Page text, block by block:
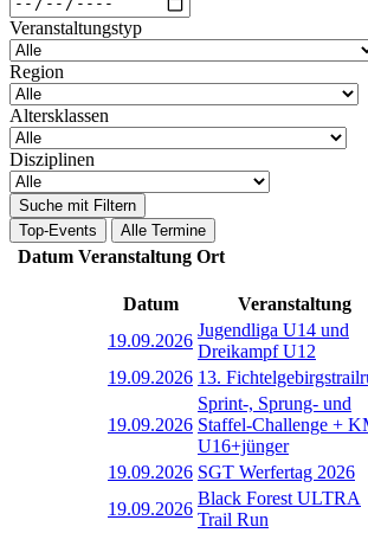
Veranstaltungstyp
Region
Altersklassen
Disziplinen
Suche mit Filtern
Top-Events
Alle Termine
Datum Veranstaltung Ort
Datum Veranstaltung
19.09.2026
Jugendliga U14 und
Dreikampf U12
19.09.2026 13.
19.09.2026
Sprint-, Sprung- und
Staffel-Challenge +
U16+jünger
19.09.2026 SGT Werfertag 2026
19.09.2026
Black Forest ULTRA
Trail Run